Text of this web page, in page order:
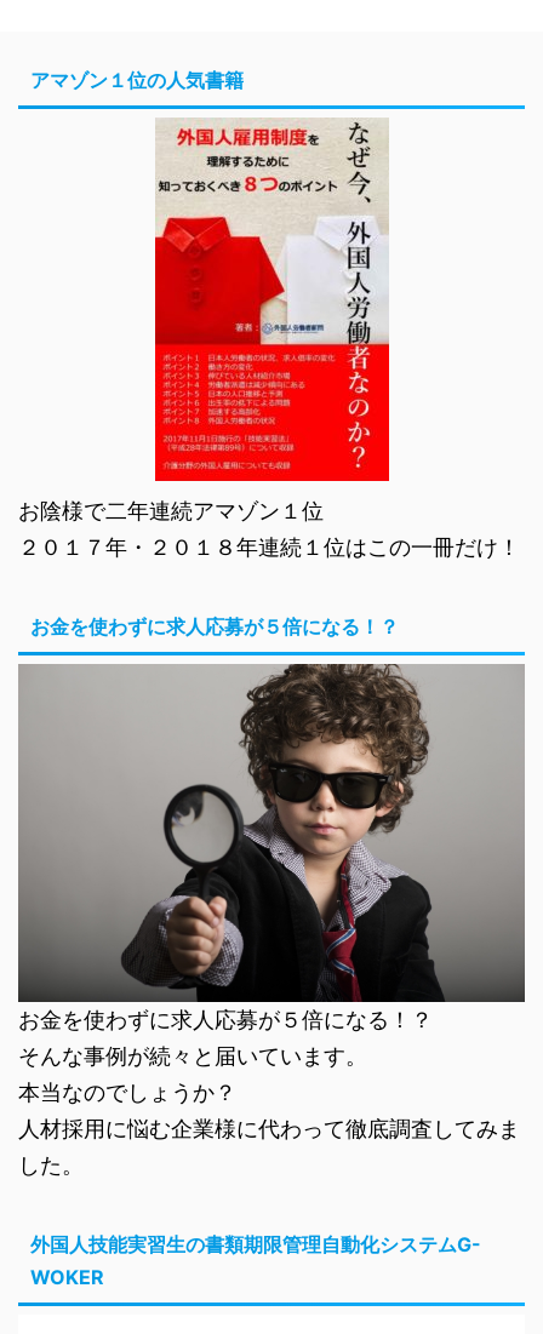
アマゾン１位の人気書籍
お陰様で二年連続アマゾン１位
２０１７年・２０１８年連続１位はこの一冊だけ！
お金を使わずに求人応募が５倍になる！？
お金を使わずに求人応募が５倍になる！？
そんな事例が続々と届いています。
本当なのでしょうか？
人材採用に悩む企業様に代わって徹底調査してみま
した。
外国人技能実習生の書類期限管理自動化システムG-
WOKER